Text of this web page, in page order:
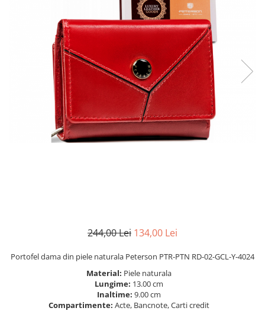
244,00 Lei 134,00 Lei
Portofel dama din piele naturala Peterson PTR-PTN RD-02-GCL-Y-4024
Material: Piele naturala
Lungime: 13.00 cm
Inaltime: 9.00 cm
Compartimente: Acte, Bancnote, Carti credit